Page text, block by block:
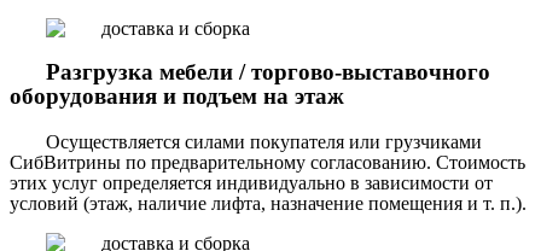
Разгрузка мебели / торгово-выставочного
оборудования и подъем на этаж
Осуществляется силами покупателя или грузчиками
СибВитрины по предварительному согласованию. Стоимость
этих услуг определяется индивидуально в зависимости от
условий (этаж, наличие лифта, назначение помещения и т. п.).